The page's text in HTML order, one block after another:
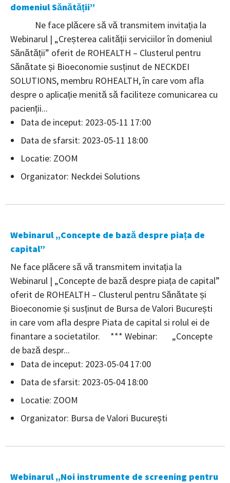
domeniul Sănătății”
Ne face plăcere să vă transmitem invitația la
Webinarul | „Creșterea calității serviciilor în domeniul
Sănătății” oferit de ROHEALTH – Clusterul pentru
Sănătate și Bioeconomie susținut de NECKDEI
SOLUTIONS, membru ROHEALTH, în care vom afla
despre o aplicație menită să faciliteze comunicarea cu
pacienții...
Data de inceput: 2023-05-11 17:00
Data de sfarsit: 2023-05-11 18:00
Locatie: ZOOM
Organizator: Neckdei Solutions
Webinarul „Concepte de bază despre piața de
capital”
Ne face plăcere să vă transmitem invitația la
Webinarul | „Concepte de bază despre piața de capital”
oferit de ROHEALTH – Clusterul pentru Sănătate și
Bioeconomie și susținut de Bursa de Valori București
in care vom afla despre Piata de capital si rolul ei de
finantare a societatilor. *** Webinar: „Concepte
de bază despr...
Data de inceput: 2023-05-04 17:00
Data de sfarsit: 2023-05-04 18:00
Locatie: ZOOM
Organizator: Bursa de Valori București
Webinarul „Noi instrumente de screening pentru